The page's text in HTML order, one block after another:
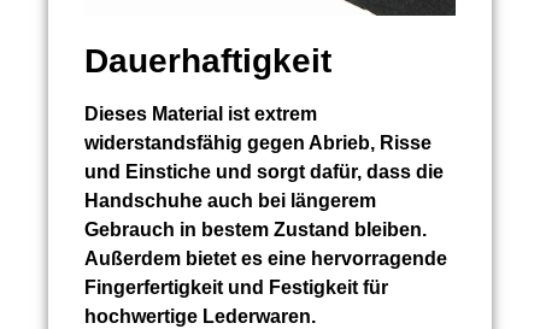
Dauerhaftigkeit
Dieses Material ist extrem
widerstandsfähig gegen Abrieb, Risse
und Einstiche und sorgt dafür, dass die
Handschuhe auch bei längerem
Gebrauch in bestem Zustand bleiben.
Außerdem bietet es eine hervorragende
Fingerfertigkeit und Festigkeit für
hochwertige Lederwaren.